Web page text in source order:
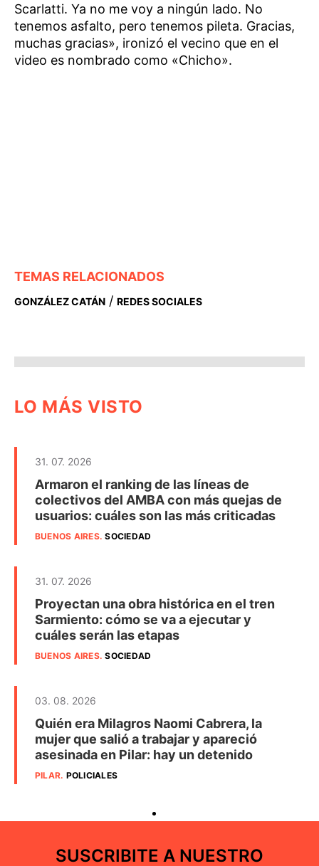
Scarlatti. Ya no me voy a ningún lado. No
tenemos asfalto, pero tenemos pileta. Gracias,
muchas gracias», ironizó el vecino que en el
video es nombrado como «Chicho».
TEMAS RELACIONADOS
GONZÁLEZ CATÁN / REDES SOCIALES
LO MÁS VISTO
31. 07. 2026
Armaron el ranking de las líneas de
colectivos del AMBA con más quejas de
usuarios: cuáles son las más criticadas
BUENOS AIRES.SOCIEDAD
31. 07. 2026
Proyectan una obra histórica en el tren
Sarmiento: cómo se va a ejecutar y
cuáles serán las etapas
BUENOS AIRES.SOCIEDAD
03. 08. 2026
Quién era Milagros Naomi Cabrera, la
mujer que salió a trabajar y apareció
asesinada en Pilar: hay un detenido
PILAR. POLICIALES
SUSCRIBITE A NUESTRO